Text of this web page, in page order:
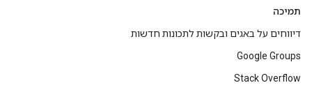
תמיכה
דיווחים על באגים ובקשות לתכונות חדשות
Google Groups
Stack Overflow